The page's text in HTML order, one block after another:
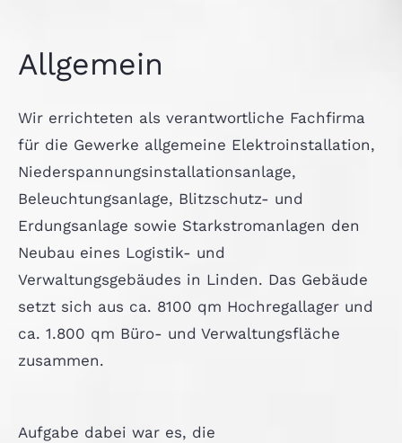
Allgemein
Wir errichteten als verantwortliche Fachfirma
für die Gewerke allgemeine Elektroinstallation,
Niederspannungsinstallationsanlage,
Beleuchtungsanlage, Blitzschutz- und
Erdungsanlage sowie Starkstromanlagen den
Neubau eines Logistik- und
Verwaltungsgebäudes in Linden. Das Gebäude
setzt sich aus ca. 8100 qm Hochregallager und
ca. 1.800 qm Büro- und Verwaltungsfläche
zusammen.
Aufgabe dabei war es, die